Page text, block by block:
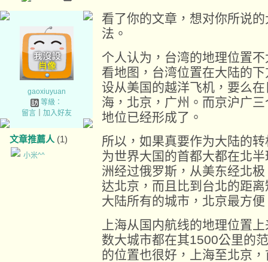
gaoxiuyuan
等級：
留言｜ 加入好友
文章推薦人 (1)
小米^^
看了你的文章，想对你所说
法。
个人认为，台湾的地理位置
看地图，台湾位置在大陆的
设从美国的越洋飞机，要么
海，北京，广州。而京沪广
地位已经形成了。
所以，如果真要作为大陆的
为世界大国的首都大都在北
洲经过俄罗斯，从美东经北
达北京，而且比到台北的距
大陆所有的城市，北京最方便
上海从国内航线的地理位置
数大城市都在其1500公里的
的位置也很好，上海至北京